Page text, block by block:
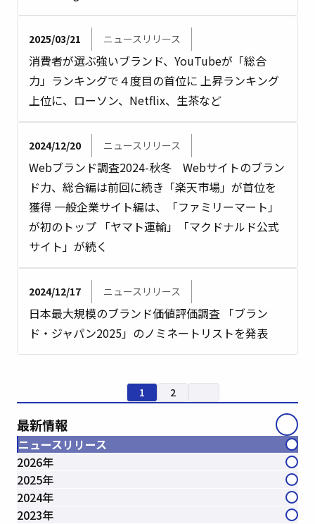
2025/03/21 ニュースリリース
消費者が選ぶ強いブランド、YouTubeが「総合
力」ランキングで４度目の首位に 上昇ランキング
上位に、ローソン、Netflix、生茶など
2024/12/20 ニュースリリース
Webブランド調査2024-秋冬 Webサイトのブラン
ド力、総合編は前回に続き「楽天市場」が首位を
獲得 一般企業サイト編は、「ファミリーマート」
が初のトップ 「ヤマト運輸」「マクドナルド公式
サイト」が続く
2024/12/17 ニュースリリース
日本最大規模のブランド価値評価調査 「ブラン
ド・ジャパン2025」のノミネートリストを発表
1 2
最新情報
ニュースリリース
2026年
2025年
2024年
2023年